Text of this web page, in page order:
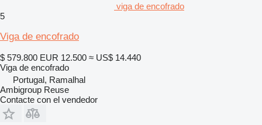
viga de encofrado
5
Viga de encofrado
$ 579.800 EUR 12.500 ≈ US$ 14.440
Viga de encofrado
Portugal, Ramalhal
Ambigroup Reuse
Contacte con el vendedor